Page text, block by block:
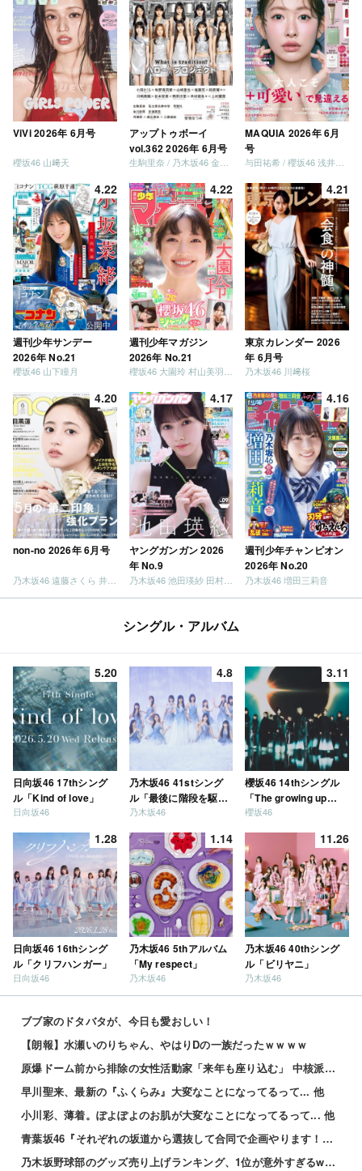
ViVi 2026年 6月号
櫻坂46 山﨑天
アップトゥボーイ
vol.362 2026年 6月号
生駒里奈 / 乃木坂46 金川紗耶 森平麗心
MAQUIA 2026年 6月
号
与田祐希 / 櫻坂46 浅井恋乃未
4.22
週刊少年サンデー
2026年 No.21
櫻坂46 山下瞳月
4.22
週刊少年マガジン
2026年 No.21
4.21
東京カレンダー 2026
年 6月号
乃木坂46 川﨑桜
4.20
non-no 2026年 6月号
4.17
ヤングガンガン 2026
年 No.9
乃木坂46 池田瑛紗 田村真佑
4.16
週刊少年チャンピオン
2026年 No.20
乃木坂46 増田三莉音
シングル・アルバム
5.20
日向坂46 17thシング
ル「Kind of love」
日向坂46
4.8
乃木坂46 41stシング
ル「最後に階段を駆け
上がったのはいつ
乃木坂46
3.11
櫻坂46 14thシングル
「The growing up
train」
櫻坂46
1.28
日向坂46 16thシング
ル「クリフハンガー」
日向坂46
1.14
乃木坂46 5thアルバム
「My respect」
乃木坂46
11.26
乃木坂46 40thシング
ル「ビリヤニ」
乃木坂46
ブブ家のドタバタが、今日も愛おしい！
【朗報】水瀬いのりちゃん、やはりDの一族だったｗｗｗｗ
原爆ドーム前から排除の女性活動家「来年も座り込む」 中核派から分裂後、初の目立つ活動
早川聖来、最新の『ふくらみ』大変なことになってるって... 他
小川彩、薄着。ぽよぽよのお肌が大変なことになってるって... 他
青葉坂46『それぞれの坂道から選抜して合同で企画やります！』←これが最悪だよな 他
乃木坂野球部のグッズ売り上げランキング、1位が意外すぎるwwwwwwww